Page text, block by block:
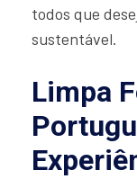
todos que
sustentável.
Limpa